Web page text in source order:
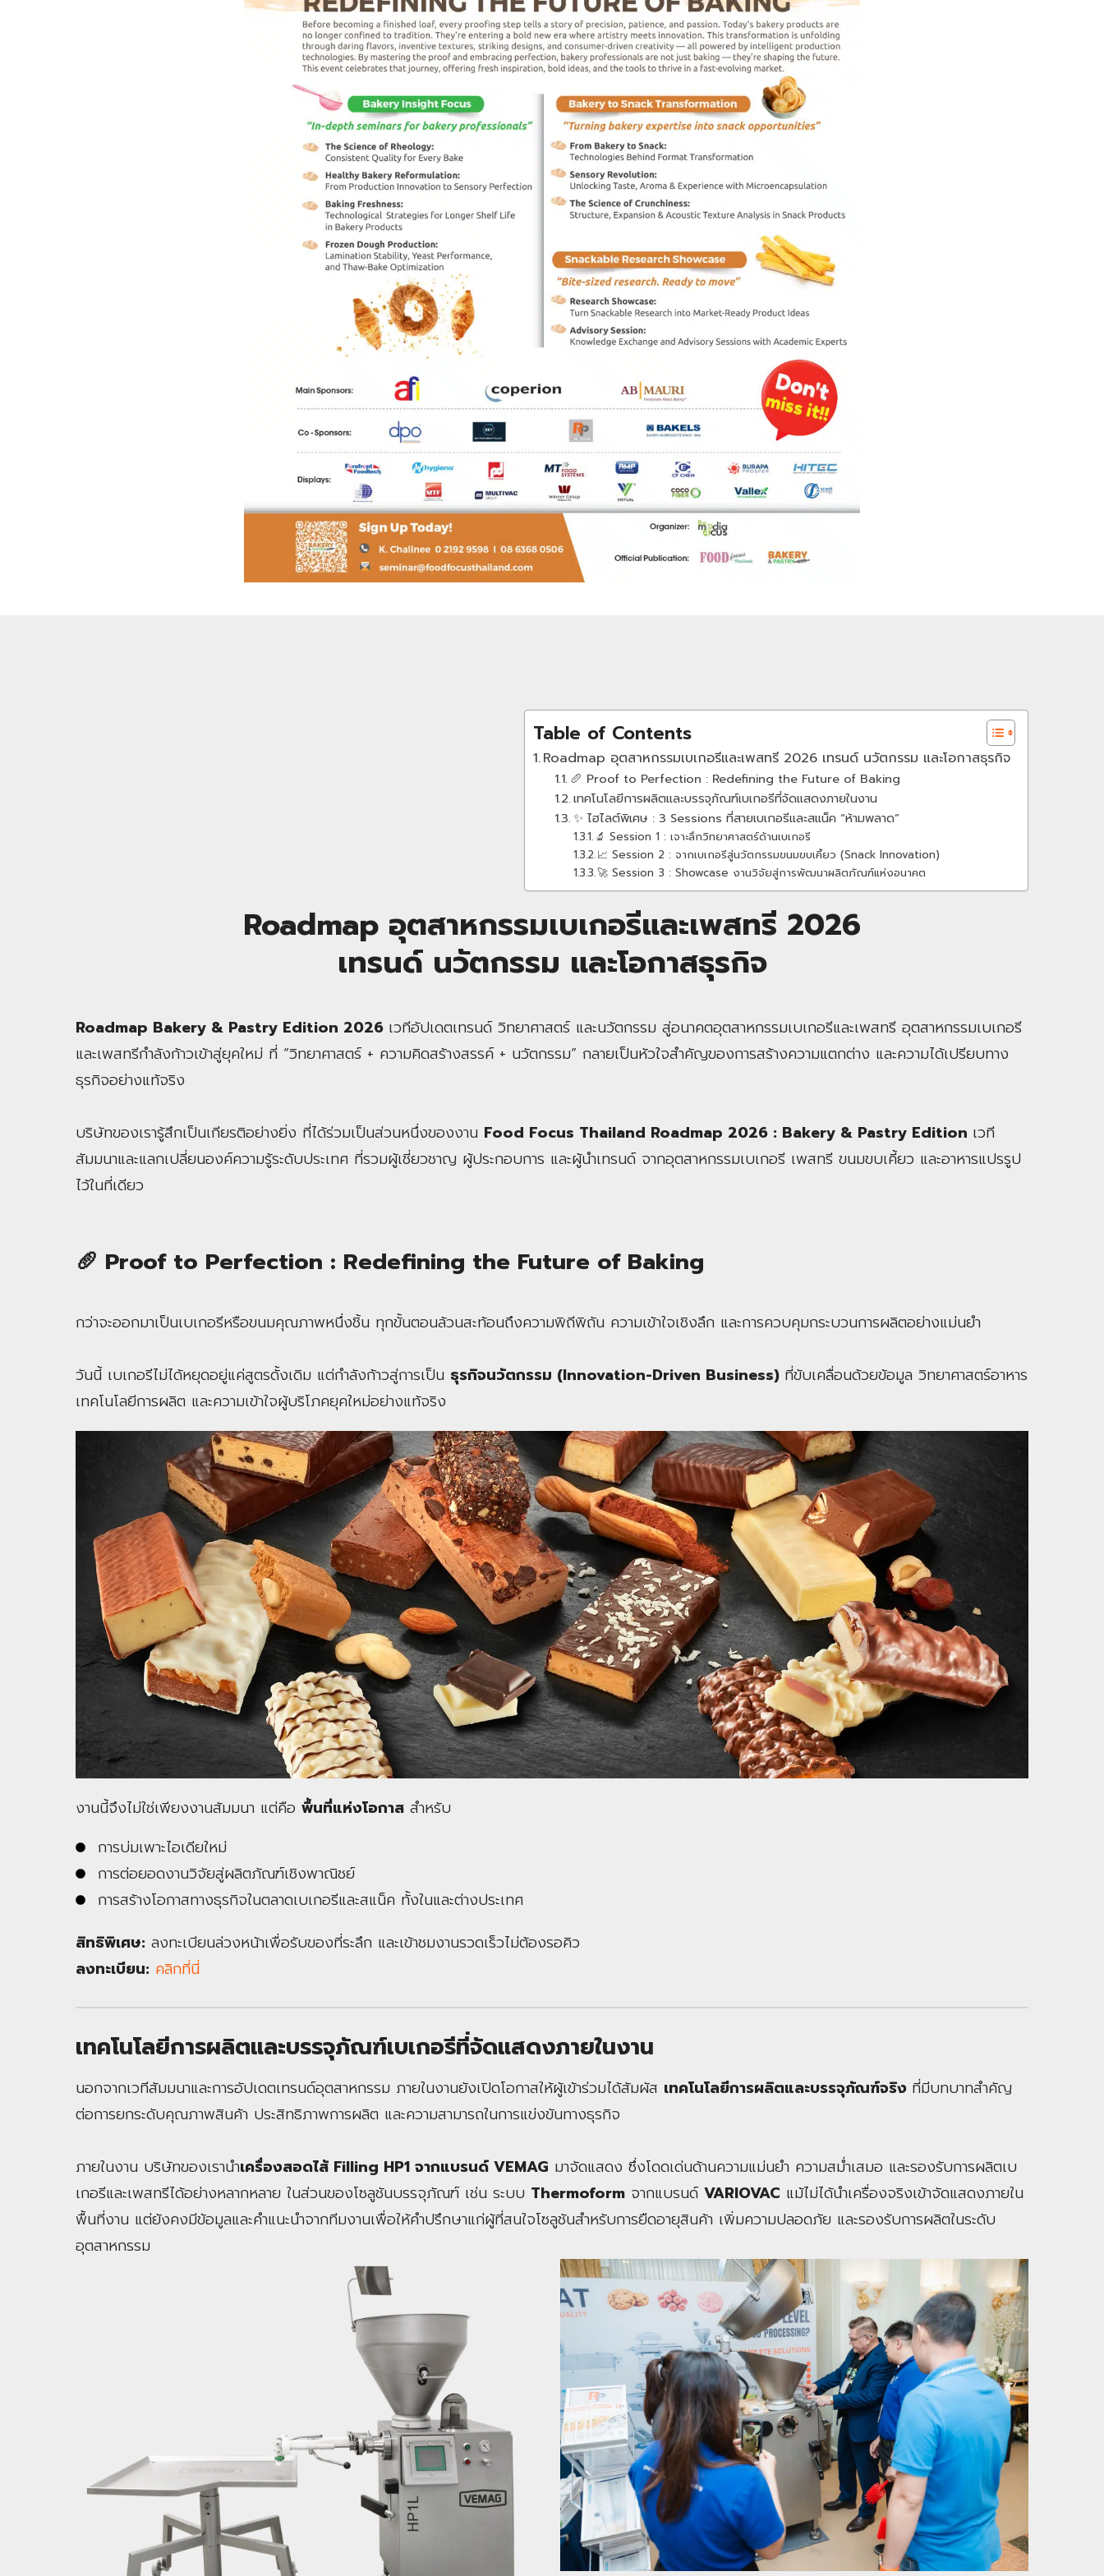
Table of Contents
Roadmap อุตสาหกรรมเบเกอรีและเพสทรี 2026 เทรนด์ นวัตกรรม และโอกาสธุรกิจ
🥖 Proof to Perfection : Redefining the Future of Baking
เทคโนโลยีการผลิตและบรรจุภัณฑ์เบเกอรีที่จัดแสดงภายในงาน
✨ ไฮไลต์พิเศษ : 3 Sessions ที่สายเบเกอรีและสแน็ค “ห้ามพลาด”
🔬 Session 1 : เจาะลึกวิทยาศาสตร์ด้านเบเกอรี
📈 Session 2 : จากเบเกอรีสู่นวัตกรรมขนมขบเคี้ยว (Snack Innovation)
🚀 Session 3 : Showcase งานวิจัยสู่การพัฒนาผลิตภัณฑ์แห่งอนาคต
Roadmap อุตสาหกรรมเบเกอรีและเพสทรี 2026
เทรนด์ นวัตกรรม และโอกาสธุรกิจ
Roadmap Bakery & Pastry Edition 2026 เวทีอัปเดตเทรนด์ วิทยาศาสตร์ และนวัตกรรม สู่อนาคตอุตสาหกรรมเบเกอรีและเพสทรี อุตสาหกรรมเบเกอรี
และเพสทรีกำลังก้าวเข้าสู่ยุคใหม่ ที่ “วิทยาศาสตร์ + ความคิดสร้างสรรค์ + นวัตกรรม” กลายเป็นหัวใจสำคัญของการสร้างความแตกต่าง และความได้เปรียบทาง
ธุรกิจอย่างแท้จริง
บริษัทของเรารู้สึกเป็นเกียรติอย่างยิ่ง ที่ได้ร่วมเป็นส่วนหนึ่งของงาน Food Focus Thailand Roadmap 2026 : Bakery & Pastry Edition เวที
สัมมนาและแลกเปลี่ยนองค์ความรู้ระดับประเทศ ที่รวมผู้เชี่ยวชาญ ผู้ประกอบการ และผู้นำเทรนด์ จากอุตสาหกรรมเบเกอรี เพสทรี ขนมขบเคี้ยว และอาหารแปรรูป
ไว้ในที่เดียว
🥖 Proof to Perfection : Redefining the Future of Baking
กว่าจะออกมาเป็นเบเกอรีหรือขนมคุณภาพหนึ่งชิ้น ทุกขั้นตอนล้วนสะท้อนถึงความพิถีพิถัน ความเข้าใจเชิงลึก และการควบคุมกระบวนการผลิตอย่างแม่นยำ
วันนี้ เบเกอรีไม่ได้หยุดอยู่แค่สูตรดั้งเดิม แต่กำลังก้าวสู่การเป็น ธุรกิจนวัตกรรม (Innovation-Driven Business) ที่ขับเคลื่อนด้วยข้อมูล วิทยาศาสตร์อาหาร
เทคโนโลยีการผลิต และความเข้าใจผู้บริโภคยุคใหม่อย่างแท้จริง
งานนี้จึงไม่ใช่เพียงงานสัมมนา แต่คือ พื้นที่แห่งโอกาส สำหรับ
การบ่มเพาะไอเดียใหม่
การต่อยอดงานวิจัยสู่ผลิตภัณฑ์เชิงพาณิชย์
การสร้างโอกาสทางธุรกิจในตลาดเบเกอรีและสแน็ค ทั้งในและต่างประเทศ
สิทธิพิเศษ: ลงทะเบียนล่วงหน้าเพื่อรับของที่ระลึก และเข้าชมงานรวดเร็วไม่ต้องรอคิว
ลงทะเบียน: คลิกที่นี่
เทคโนโลยีการผลิตและบรรจุภัณฑ์เบเกอรีที่จัดแสดงภายในงาน
นอกจากเวทีสัมมนาและการอัปเดตเทรนด์อุตสาหกรรม ภายในงานยังเปิดโอกาสให้ผู้เข้าร่วมได้สัมผัส เทคโนโลยีการผลิตและบรรจุภัณฑ์จริง ที่มีบทบาทสำคัญ
ต่อการยกระดับคุณภาพสินค้า ประสิทธิภาพการผลิต และความสามารถในการแข่งขันทางธุรกิจ
ภายในงาน บริษัทของเรานำเครื่องสอดไส้ Filling HP1 จากแบรนด์ VEMAG มาจัดแสดง ซึ่งโดดเด่นด้านความแม่นยำ ความสม่ำเสมอ และรองรับการผลิตเบ
เกอรีและเพสทรีได้อย่างหลากหลาย ในส่วนของโซลูชันบรรจุภัณฑ์ เช่น ระบบ Thermoform จากแบรนด์ VARIOVAC แม้ไม่ได้นำเครื่องจริงเข้าจัดแสดงภายใน
พื้นที่งาน แต่ยังคงมีข้อมูลและคำแนะนำจากทีมงานเพื่อให้คำปรึกษาแก่ผู้ที่สนใจโซลูชันสำหรับการยืดอายุสินค้า เพิ่มความปลอดภัย และรองรับการผลิตในระดับ
อุตสาหกรรม